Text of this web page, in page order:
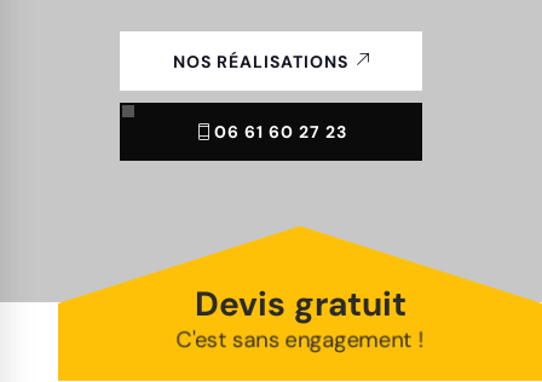
NOS RÉALISATIONS
06 61 60 27 23
Devis gratuit
C'est sans engagement !